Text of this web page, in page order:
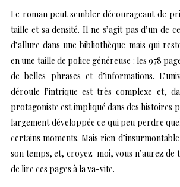
Le roman peut sembler décourageant de
taille et sa densité. Il ne s’agit pas d’un de
d’allure dans une bibliothèque mais qui
en une taille de police généreuse : les 978
de belles phrases et d’informations.
déroule l’intrique est très complexe et,
protagoniste est impliqué dans des histoires
largement développée ce qui peu perdre
certains moments. Mais rien
son temps, et, croyez-moi, vous n’aurez de
de lire ces pages à la va-vite.